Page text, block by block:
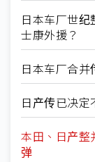
日本车厂世
士康外援？
日本车厂合
日产传已决
本田、日产整
弹